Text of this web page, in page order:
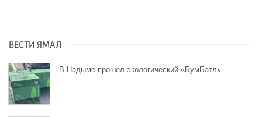
ВЕСТИ ЯМАЛ
В Надыме прошел экологический «БумБатл»